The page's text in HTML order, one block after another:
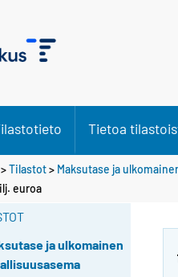
Tietoa
>Tilastot> Maksutase ja
euroa
ja ulkomainen